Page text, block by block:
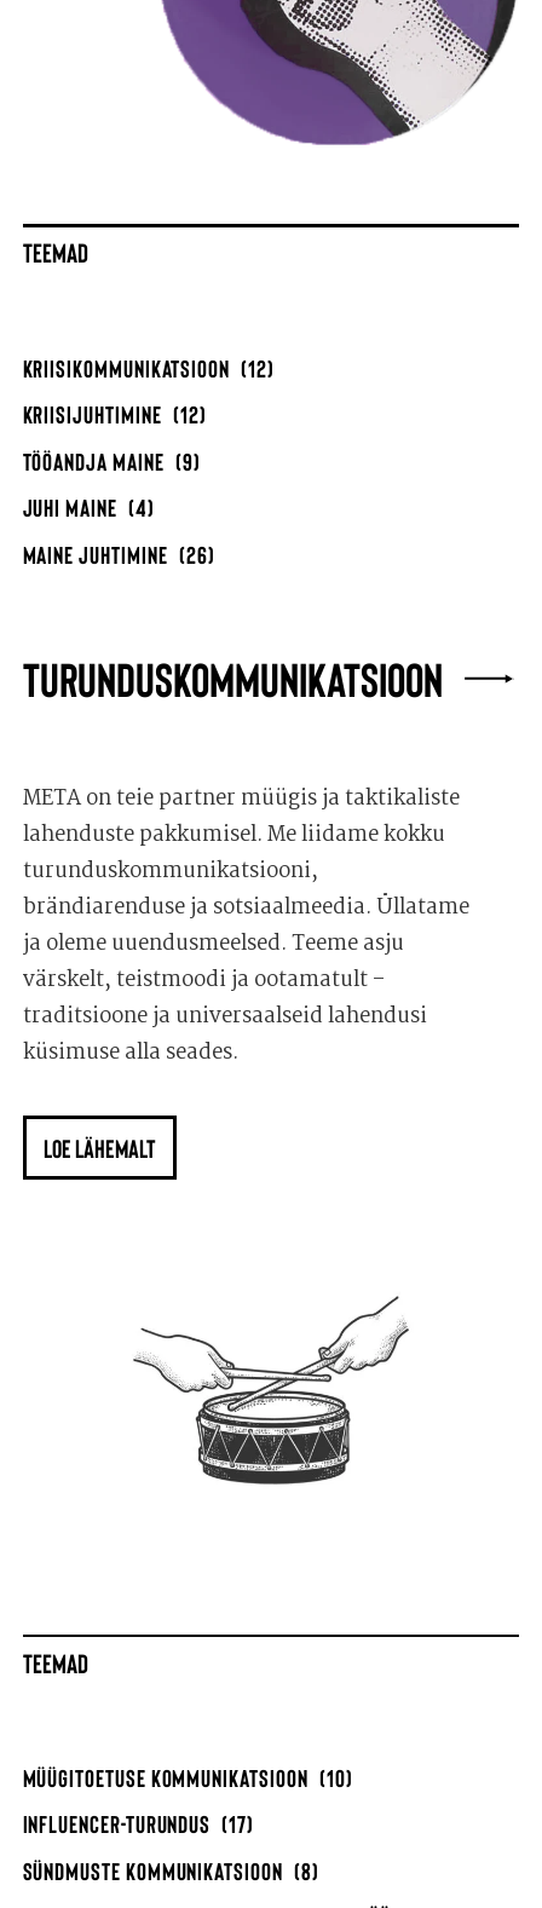
TEEMAD
KRIISIKOMMUNIKATSIOON (12)
KRIISIJUHTIMINE (12)
TÖÖANDJA MAINE (9)
JUHI MAINE (4)
MAINE JUHTIMINE (26)
TURUNDUSKOMMUNIKATSIOON
TEEMAD
MÜÜGITOETUSE KOMMUNIKATSIOON (10)
INFLUENCER-TURUNDUS (17)
SÜNDMUSTE KOMMUNIKATSIOON (8)
META on teie partner müügis ja taktikaliste
lahenduste pakkumisel. Me liidame kokku
turunduskommunikatsiooni,
brändiarenduse ja sotsiaalmeedia. Üllatame
ja oleme uuendusmeelsed. Teeme asju
värskelt, teistmoodi ja ootamatult –
traditsioone ja universaalseid lahendusi
küsimuse alla seades.
LOE LÄHEMALT